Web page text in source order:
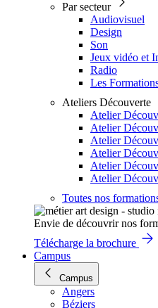
Par secteur
Audiovisuel
Design
Son
Jeux vidéo et
Radio
Les
Ateliers Découverte
Atelier
Atelier
Atelier
Atelier
Atelier
Atelier
Toutes nos
Envie de découvrir nos
Télécharge la brochure
Campus
Campus
Angers
Béziers